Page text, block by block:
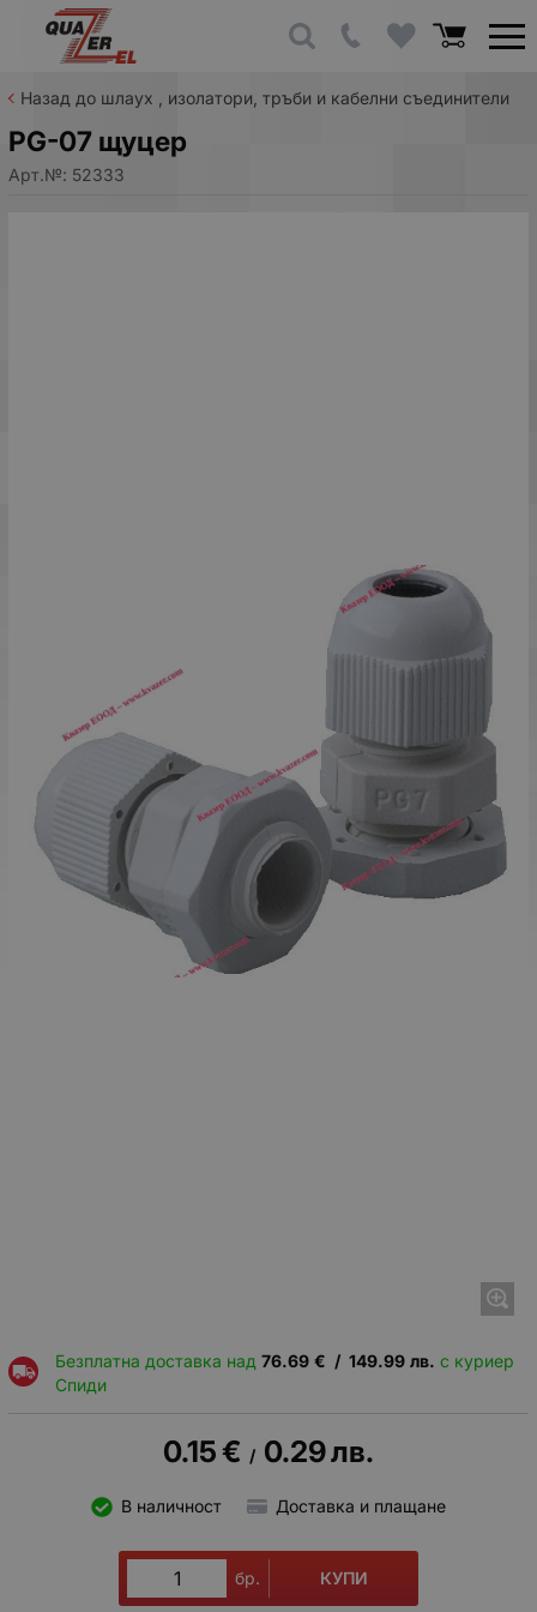
Назад до шлаух , изолатори, тръби и кабелни съединители
PG-07 щуцер
Арт.№: 52333
Безплатна доставка над 76.69 € / 149.99 лв. с куриер
Спиди
0.15€ / 0.29лв.
В наличност Доставка и плащане
бр. КУПИ